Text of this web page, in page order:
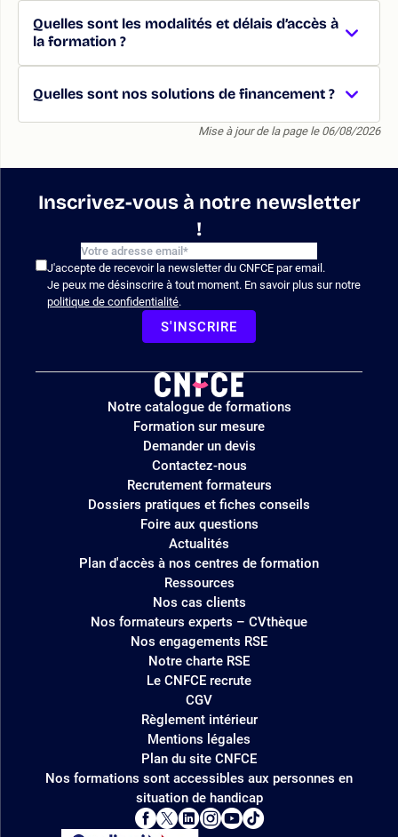
Quelles sont les modalités et délais d’accès à
la formation ?
Quelles sont nos solutions de financement ?
Mise à jour de la page le 06/08/2026
Inscrivez-vous à notre newsletter
!
J'accepte de recevoir la newsletter du CNFCE par email.
Je peux me désinscrire à tout moment. En savoir plus sur notre
politique de confidentialité.
S'INSCRIRE
Logo
site
Notre catalogue de formations
Formation sur mesure
Demander un devis
Contactez-nous
Recrutement formateurs
Dossiers pratiques et fiches conseils
Foire aux questions
Actualités
Plan d'accès à nos centres de formation
Ressources
Nos cas clients
Nos formateurs experts – CVthèque
Nos engagements RSE
Notre charte RSE
Le CNFCE recrute
CGV
Règlement intérieur
Mentions légales
Plan du site CNFCE
Nos formations sont accessibles aux personnes en
situation de handicap